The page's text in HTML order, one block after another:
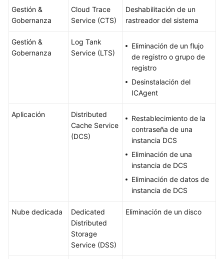
Gestión &
Gobernanza
Cloud Trace
Service (CTS)
Deshabilitación de un
rastreador del sistema
Gestión &
Gobernanza
Log Tank
Service (LTS)
Eliminación de un flujo
de registro o grupo de
registro
Desinstalación del
ICAgent
Aplicación
Distributed
Cache Service
(DCS)
Restablecimiento de la
contraseña de una
instancia DCS
Eliminación de una
instancia de DCS
Eliminación de datos de
instancia de DCS
Nube dedicada
Dedicated
Distributed
Storage
Service (DSS)
Eliminación de un disco